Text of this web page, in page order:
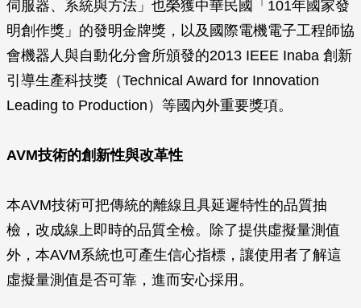
伺服器、系統與方法」也榮獲中華民國「101年國家發
明創作獎」的發明金牌獎，以及國際電機電子工程師協
會機器人與自動化分會所頒發的2013 IEEE Inaba 創新
引導生產科技獎（Technical Award for Innovation
Leading to Production）等國內外重要獎項。
AVM技術的創新性與改革性
本AVM技術可把傳統的離線且具延遲特性的品質抽
檢，改成線上即時的品質全檢。除了提供虛擬量測值
外，本AVM系統也可產生信心指標，讓使用者了解這
虛擬量測值是否可靠，進而安心採用。